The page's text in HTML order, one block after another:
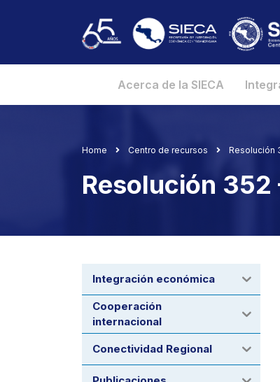
Acerca de la SIECA
Home Centro de recursos Resolución
Resolución 352
Integración económica
Cooperación
internacional
Conectividad Regional